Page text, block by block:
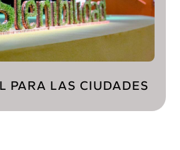
PARA LAS CIUDADES